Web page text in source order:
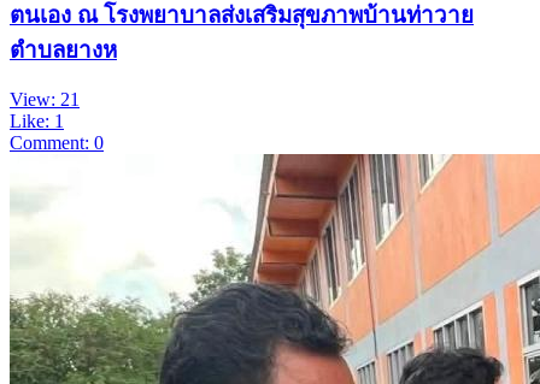
ตนเอง ณ โรงพยาบาลส่งเสริมสุขภาพบ้านท่าวาย
ตำบลยางห
View: 21
Like: 1
Comment: 0